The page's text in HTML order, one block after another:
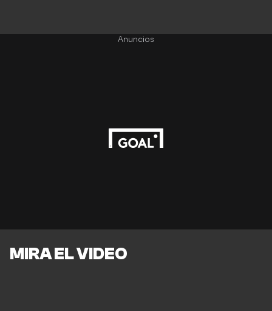
Anuncios
MIRA EL VIDEO